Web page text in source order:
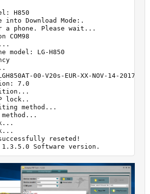
H850
into Download Mode:.
a phone. Please wait...
COM98
model: LG-H850
00-V20s-EUR-XX-NOV-14-2017+0
7.0
lock..
method...
reseted!
1.3.5.0 Software version.